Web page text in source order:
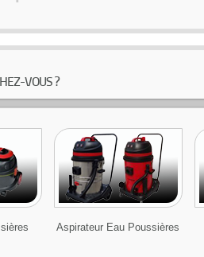
VOUS ?
Aspirateur Eau Poussières